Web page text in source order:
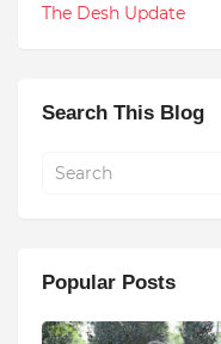
The Desh Update
Search This Blog
Popular Posts